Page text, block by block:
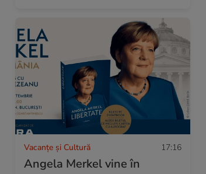
Vacanțe și Cultură 17:16
Angela Merkel vine în